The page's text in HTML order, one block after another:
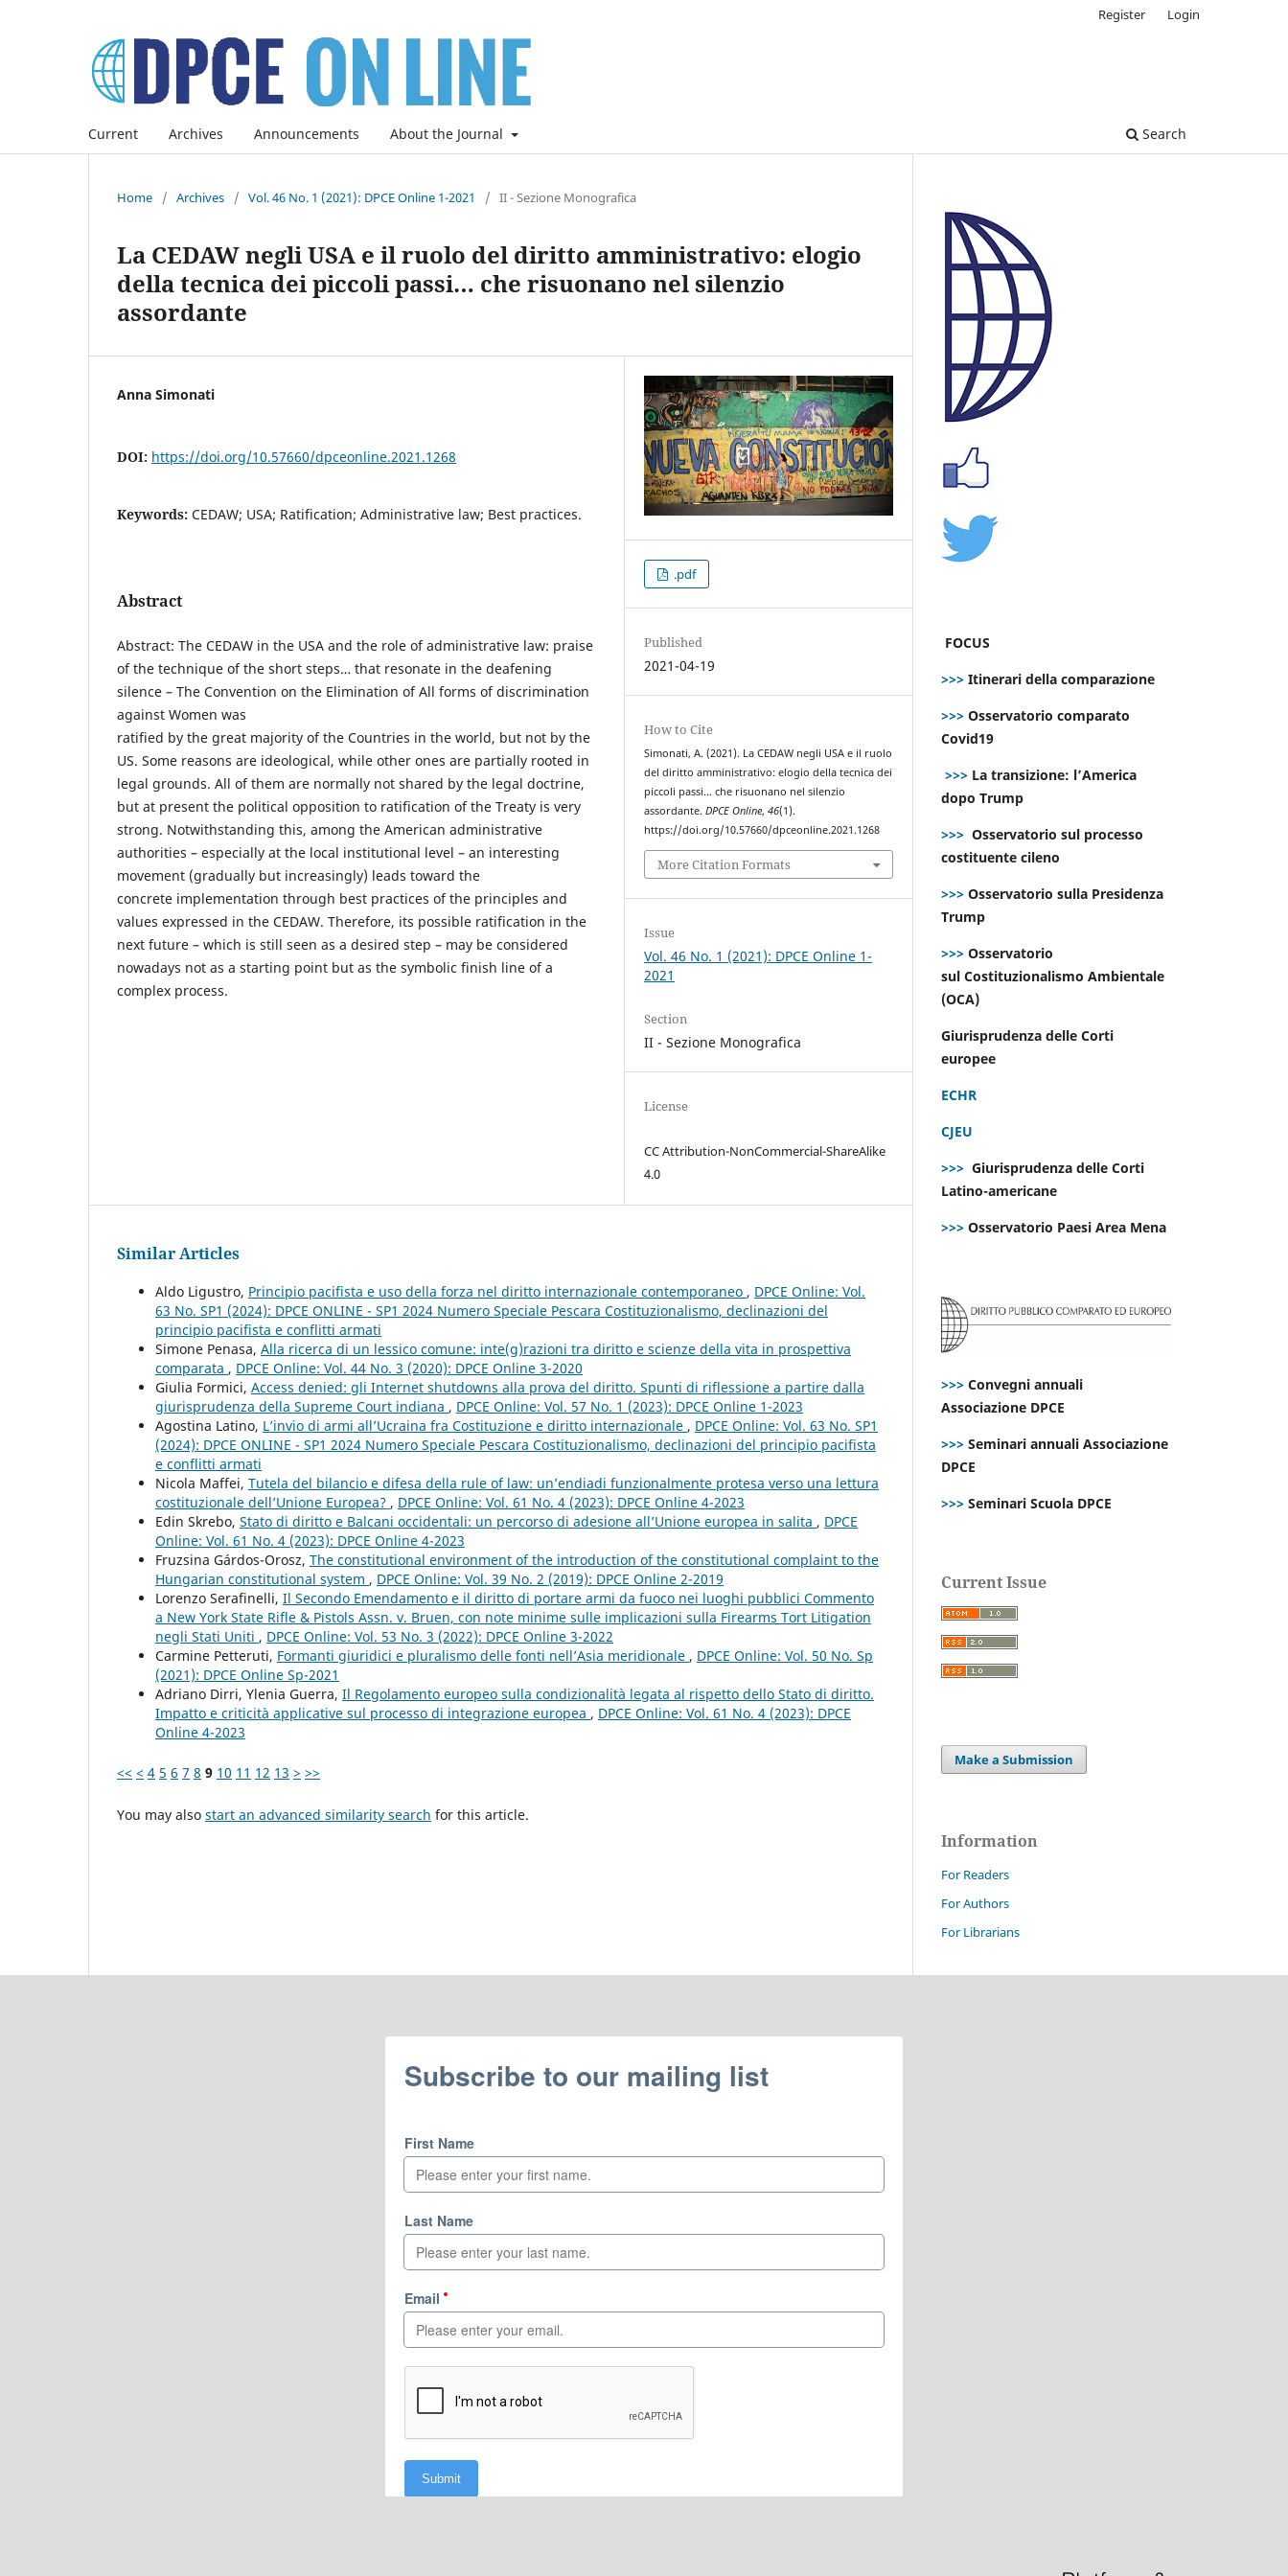
Current Archives Announcements About the Journal Search
Register Login
Home / Archives / Vol. 46 No. 1 (2021): DPCE Online 1-2021 / II - Sezione Monografica
La CEDAW negli USA e il ruolo del diritto amministrativo: elogio
della tecnica dei piccoli passi… che risuonano nel silenzio
assordante
Anna Simonati
DOI: https://doi.org/10.57660/dpceonline.2021.1268
Keywords: CEDAW; USA; Ratification; Administrative law; Best practices.
Abstract
Abstract: The CEDAW in the USA and the role of administrative law: praise
of the technique of the short steps… that resonate in the deafening
silence – The Convention on the Elimination of All forms of discrimination
against Women was
ratified by the great majority of the Countries in the world, but not by the
US. Some reasons are ideological, while other ones are partially rooted in
legal grounds. All of them are normally not shared by the legal doctrine,
but at present the political opposition to ratification of the Treaty is very
strong. Notwithstanding this, among the American administrative
authorities – especially at the local institutional level – an interesting
movement (gradually but increasingly) leads toward the
concrete implementation through best practices of the principles and
values expressed in the CEDAW. Therefore, its possible ratification in the
next future – which is still seen as a desired step – may be considered
nowadays not as a starting point but as the symbolic finish line of a
complex process.
.pdf
Published
2021-04-19
How to Cite
Simonati, A. (2021). La CEDAW negli USA e il ruolo
del diritto amministrativo: elogio della tecnica dei
piccoli passi… che risuonano nel silenzio
assordante.DPCE Online,46(1).
https://doi.org/10.57660/dpceonline.2021.1268
More Citation Formats
Issue
Vol. 46 No. 1 (2021): DPCE Online 1-
2021
Section
II - Sezione Monografica
License
CC Attribution-NonCommercial-ShareAlike
4.0
Similar Articles
Aldo Ligustro, Principio pacifista e uso della forza nel diritto internazionale contemporaneo , DPCE Online: Vol.
63 No. SP1 (2024): DPCE ONLINE - SP1 2024 Numero Speciale Pescara Costituzionalismo, declinazioni del
principio pacifista e conflitti armati
Simone Penasa, Alla ricerca di un lessico comune: inte(g)razioni tra diritto e scienze della vita in prospettiva
comparata , DPCE Online: Vol. 44 No. 3 (2020): DPCE Online 3-2020
Giulia Formici, Access denied: gli Internet shutdowns alla prova del diritto. Spunti di riflessione a partire dalla
giurisprudenza della Supreme Court indiana , DPCE Online: Vol. 57 No. 1 (2023): DPCE Online 1-2023
Agostina Latino, L’invio di armi all’Ucraina fra Costituzione e diritto internazionale , DPCE Online: Vol. 63 No. SP1
(2024): DPCE ONLINE - SP1 2024 Numero Speciale Pescara Costituzionalismo, declinazioni del principio pacifista
e conflitti armati
Nicola Maffei, Tutela del bilancio e difesa della rule of law: un’endiadi funzionalmente protesa verso una lettura
costituzionale dell’Unione Europea? , DPCE Online: Vol. 61 No. 4 (2023): DPCE Online 4-2023
Edin Skrebo, Stato di diritto e Balcani occidentali: un percorso di adesione all’Unione europea in salita , DPCE
Online: Vol. 61 No. 4 (2023): DPCE Online 4-2023
Fruzsina Gárdos-Orosz, The constitutional environment of the introduction of the constitutional complaint to the
Hungarian constitutional system , DPCE Online: Vol. 39 No. 2 (2019): DPCE Online 2-2019
Lorenzo Serafinelli, Il Secondo Emendamento e il diritto di portare armi da fuoco nei luoghi pubblici Commento
a New York State Rifle & Pistols Assn. v. Bruen, con note minime sulle implicazioni sulla Firearms Tort Litigation
negli Stati Uniti , DPCE Online: Vol. 53 No. 3 (2022): DPCE Online 3-2022
Carmine Petteruti, Formanti giuridici e pluralismo delle fonti nell’Asia meridionale , DPCE Online: Vol. 50 No. Sp
(2021): DPCE Online Sp-2021
Adriano Dirri, Ylenia Guerra, Il Regolamento europeo sulla condizionalità legata al rispetto dello Stato di diritto.
Impatto e criticità applicative sul processo di integrazione europea , DPCE Online: Vol. 61 No. 4 (2023): DPCE
Online 4-2023
<< < 4 5 6 7 8 9 10 11 12 13 > >>
You may also start an advanced similarity search for this article.
FOCUS
>>> Itinerari della comparazione
>>> Osservatorio comparato
Covid19
>>> La transizione: l’America
dopo Trump
>>> Osservatorio sul processo
costituente cileno
>>> Osservatorio sulla Presidenza
Trump
>>> Osservatorio
sul Costituzionalismo Ambientale
(OCA)
Giurisprudenza delle Corti
europee
ECHR
CJEU
>>> Giurisprudenza delle Corti
Latino-americane
>>> Osservatorio Paesi Area Mena
>>> Convegni annuali
Associazione DPCE
>>> Seminari annuali Associazione
DPCE
>>> Seminari Scuola DPCE
Current Issue
Make a Submission
Information
For Readers
For Authors
For Librarians